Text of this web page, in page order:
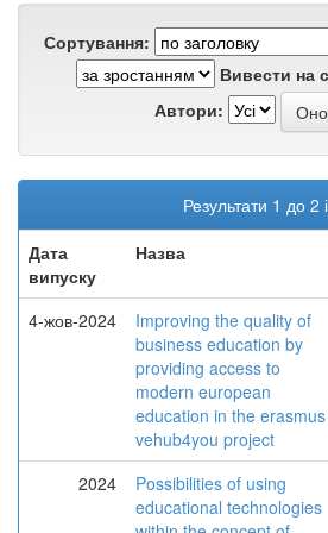
Сортування:
Вивести на
Автори:
Результати 1 до 2
Дата
випуску
Назва
4-жов-2024
Improving the quality of
business education by
providing access to
modern european
education in the
vehub4you project
2024
Possibilities of using
educational technologies